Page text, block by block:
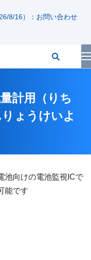
8/16）：お問い合わせ
計用
（りち
ょうけいよ
池向けの電池監視ICで
能です